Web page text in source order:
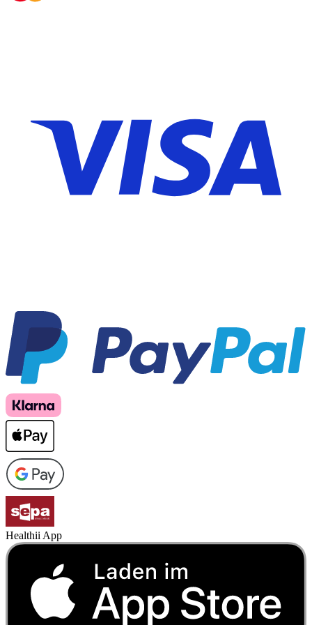
Healthii App